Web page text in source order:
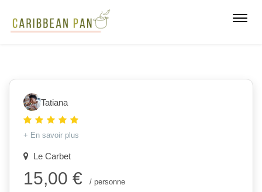
Tatiana
+ En savoir plus
Le Carbet
15,00 € / personne